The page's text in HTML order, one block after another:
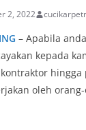
2, 2022
– Apabila
kepada
hingga
oleh